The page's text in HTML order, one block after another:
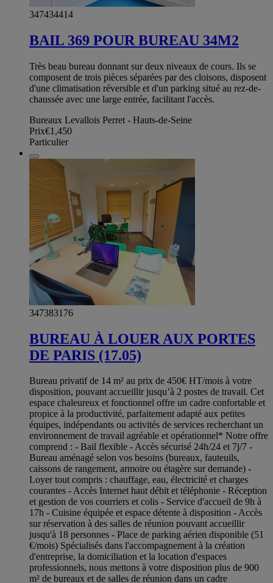
347434414
BAIL 369 POUR BUREAU 34M2
Très beau bureau donnant sur deux niveaux de cours. Ils se
composent de trois pièces séparées par des cloisons, disposent
d'une climatisation réversible et d'un parking situé au rez-de-
chaussée avec une large entrée, facilitant l'accès.
Bureaux Levallois Perret - Hauts-de-Seine
Prix€1,450
Particulier
347383176
BUREAU À LOUER AUX PORTES
DE PARIS (17.05)
Bureau privatif de 14 m² au prix de 450€ HT/mois à votre
disposition, pouvant accueillir jusqu’à 2 postes de travail. Cet
espace chaleureux et fonctionnel offre un cadre confortable et
propice à la productivité, parfaitement adapté aux petites
équipes, indépendants ou activités de services recherchant un
environnement de travail agréable et opérationnel* Notre offre
comprend : - Bail flexible - Accès sécurisé 24h/24 et 7j/7 -
Bureau aménagé selon vos besoins (bureaux, fauteuils,
caissons de rangement, armoire ou étagère sur demande) -
Loyer tout compris : chauffage, eau, électricité et charges
courantes - Accès Internet haut débit et téléphonie - Réception
et gestion de vos courriers et colis - Service d'accueil de 9h à
17h - Cuisine équipée et espace détente à disposition - Accès
sur réservation à des salles de réunion pouvant accueillir
jusqu'à 18 personnes - Place de parking aérien disponible (51
€/mois) Spécialisés dans l'accompagnement à la création
d'entreprise, la domiciliation et la location d'espaces
professionnels, nous mettons à votre disposition plus de 900
m² de bureaux et de salles de réunion dans un cadre